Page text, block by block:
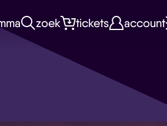
zoek tickets account